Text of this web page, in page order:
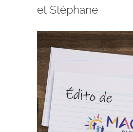
Magis Paris
Cowork Magis
JRS France
Réseau Magis
et Stéphane
Voir
l'image
agrandie